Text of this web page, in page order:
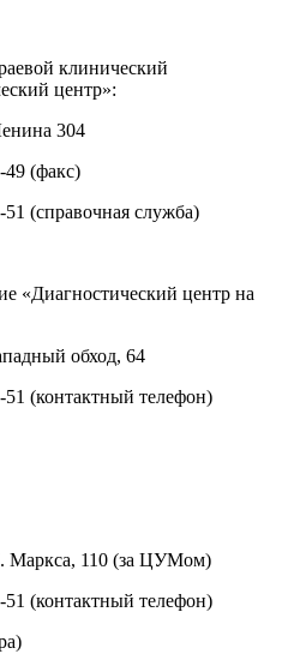
клинический
центр»:
304
49 (факс)
(справочная служба)
«Диагностический центр на
обход, 64
(контактный телефон)
Маркса, 110 (за ЦУМом)
(контактный телефон)